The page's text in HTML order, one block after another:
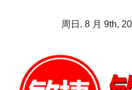
周日. 8 月 9th,